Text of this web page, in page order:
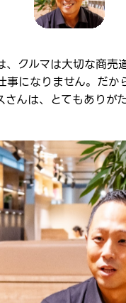
、クルマは大切な商売
事になりません。だか
んは、とてもありがた